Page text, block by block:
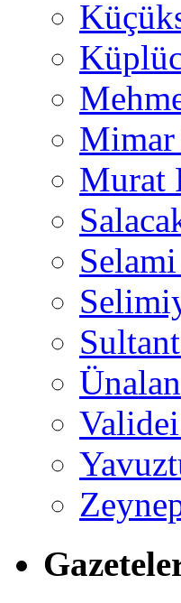
Mimar
Murat
Ünalan